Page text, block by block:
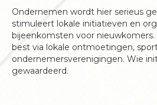
Ondernemen wordt hier serieus
stimuleert lokale initiatieven en
bijeenkomsten voor
best via lokale ontmoetingen,
ondernemersverenigingen. Wie
gewaardeerd.